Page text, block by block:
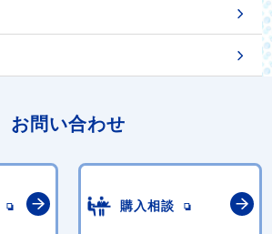
お問い合わせ
購入相談